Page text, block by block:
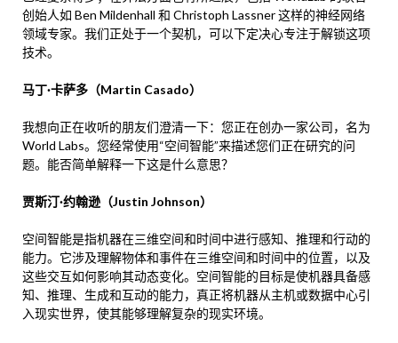
创始人如 Ben Mildenhall 和 Christoph Lassner 这样的神经网络
领域专家。我们正处于一个契机，可以下定决心专注于解锁这项
技术。
马丁·卡萨多（Martin Casado）
我想向正在收听的朋友们澄清一下：您正在创办一家公司，名为
World Labs。您经常使用“空间智能”来描述您们正在研究的问
题。能否简单解释一下这是什么意思？
贾斯汀·约翰逊（Justin Johnson）
空间智能是指机器在三维空间和时间中进行感知、推理和行动的
能力。它涉及理解物体和事件在三维空间和时间中的位置，以及
这些交互如何影响其动态变化。空间智能的目标是使机器具备感
知、推理、生成和互动的能力，真正将机器从主机或数据中心引
入现实世界，使其能够理解复杂的现实环境。